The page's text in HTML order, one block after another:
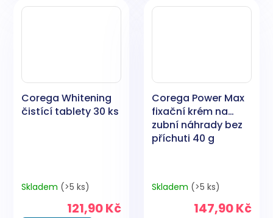
Corega Whitening
čistící tablety 30 ks
Skladem (>5 ks)
121,90 Kč
Corega Power Max
fixační krém na
zubní náhrady bez
příchuti 40 g
Skladem (>5 ks)
147,90 Kč